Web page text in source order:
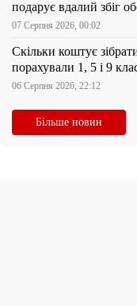
подарує вдалий збіг
07 Серпня 2026, 00:02
Скільки коштує
порахували 1, 5 і 9
06 Серпня 2026, 22:12
Більше новин